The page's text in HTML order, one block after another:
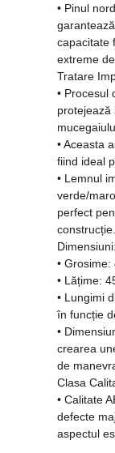
• Pinul
capacitate
extreme
Tratare
• Procesul
protejează
• Aceasta
fiind ideal
• Lemnul
verde/
perfect
construcție.
Dimensiuni:
• Grosime:
• Lățime:
• Lungimi
în funcție
•
crearea
de
Clasa
• Calitate
defecte
aspectul